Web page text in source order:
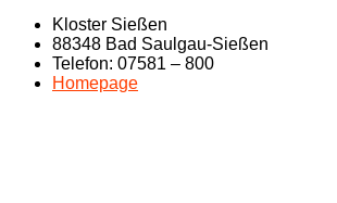
Kloster Sießen
88348 Bad Saulgau-Sießen
Telefon: 07581 – 800
Homepage